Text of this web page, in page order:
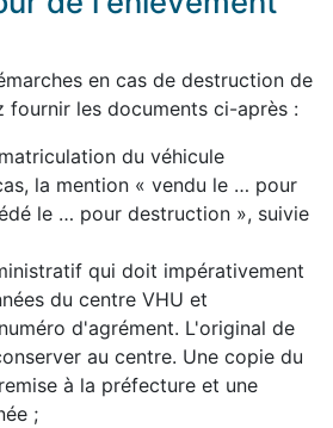
en cas de destruction de
fournir les documents ci-après :
du véhicule
la mention « vendu le … pour
le … pour destruction », suivie
qui doit impérativement
du centre VHU et
d'agrément. L'original de
au centre. Une copie du
à la préfecture et une
;